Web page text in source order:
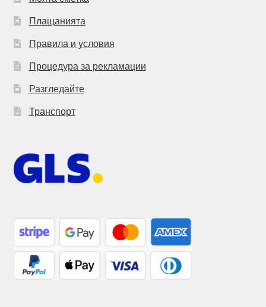
Плащанията
Правила и условия
Процедура за рекламации
Разгледайте
Транспорт